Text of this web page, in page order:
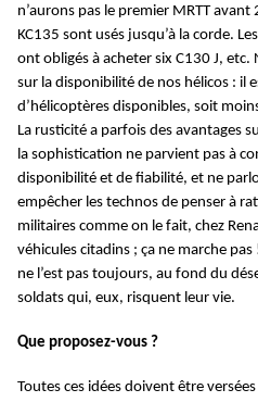
n’aurons pas le premier MRTT
KC135 sont usés jusqu’à la corde.
ont obligés à acheter six C130 J,
sur la disponibilité de nos hélicos : il
d’hélicoptères disponibles, soit
La rusticité a parfois des avantages
la sophistication ne parvient pas à
disponibilité et de fiabilité, et ne
empêcher les technos de penser à
militaires comme on le fait, chez
véhicules citadins ; ça ne marche
ne l’est pas toujours, au fond du
soldats qui, eux, risquent leur vie.
Que proposez-vous ?
Toutes ces idées doivent être